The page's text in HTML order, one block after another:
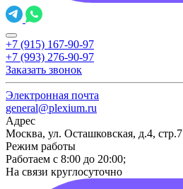
+7 (915) 167-90-97
+7 (993) 276-90-97
Заказать звонок
Электронная почта
general@plexium.ru
Адрес
Москва, ул. Осташковская, д.4, стр.7
Режим работы
Работаем с 8:00 до 20:00;
На связи круглосуточно